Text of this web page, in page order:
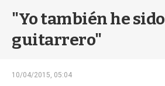
"Yo también he sido
guitarrero"
10/04/2015, 05:04